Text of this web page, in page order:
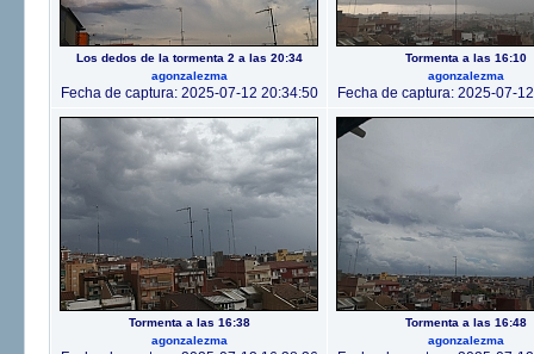
Los dedos de la tormenta 2 a las 20:34
agonzalezma
Fecha de captura: 2025-07-12 20:34:50
Tormenta a las 16:10
agonzalezma
Fecha de captura: 2025-07-
Tormenta a las 16:38
agonzalezma
Tormenta a las 16:48
agonzalezma